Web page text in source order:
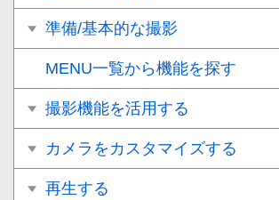
準備/基本的な撮影
MENU一覧から機能を探す
撮影機能を活用する
カメラをカスタマイズする
再生する